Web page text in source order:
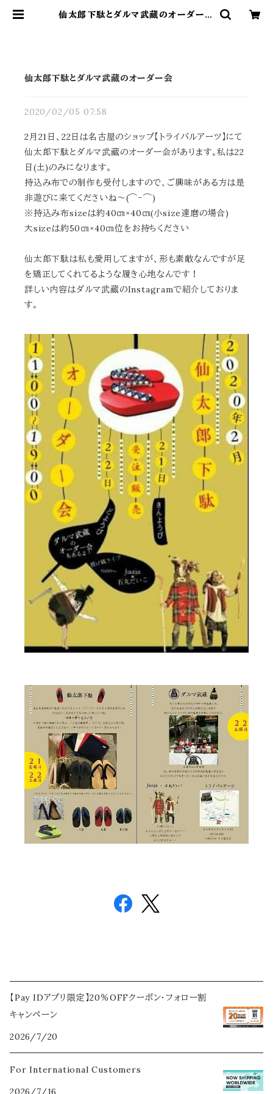
仙太郎下駄とダルマ武藏のオーダー会
仙太郎下駄とダルマ武藏のオーダー会
2020/02/05 07:58
2月21日、22日は名古屋のショップ【トライバルアーツ】にて
仙太郎下駄とダルマ武藏のオーダー会があります。私は22
日(土)のみになります。
持込み布での制作も受付しますので、ご興味がある方は是
非遊びに来てくださいね～(⌒‐⌒)
※持込み布sizeは約40㎝×40㎝(小size達磨の場合)
大sizeは約50㎝×40㎝位をお持ちください
仙太郎下駄は私も愛用してますが、形も素敵なんですが足
を矯正してくれてるような履き心地なんです！
詳しい内容はダルマ武藏のInstagramで紹介しておりま
す。
【Pay IDアプリ限定】20％OFFクーポン・フォロー割
キャンペーン
2026/7/20
For International Customers
2026/7/16